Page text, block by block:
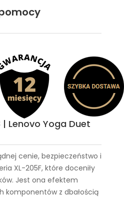
| Lenovo Yoga Duet
cenie, bezpieczeństwo i
XL-205F, które doceniły
Jest ona efektem
komponentów z dbałością